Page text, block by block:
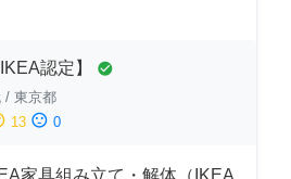
認定】 check_circle
/ 東京都
13 sentiment_dissatisfied 0